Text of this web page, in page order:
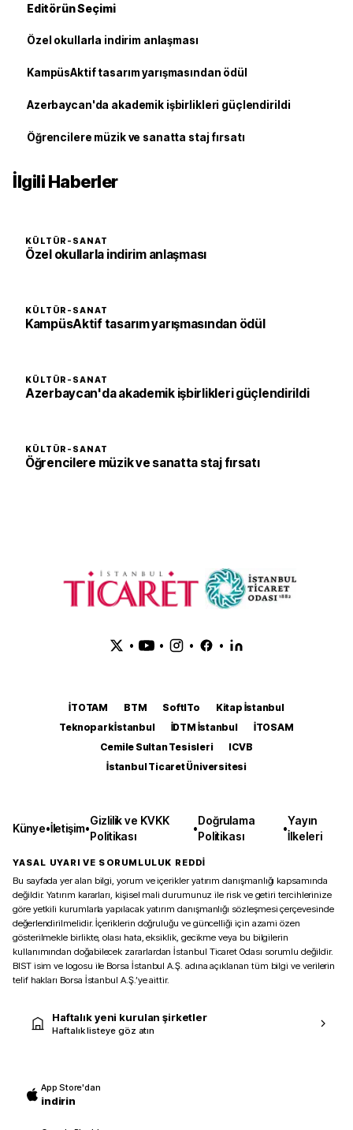
Editörün Seçimi
Özel okullarla indirim anlaşması
KampüsAktif tasarım yarışmasından ödül
Azerbaycan'da akademik işbirlikleri güçlendirildi
Öğrencilere müzik ve sanatta staj fırsatı
İlgili Haberler
KÜLTÜR-SANAT
Özel okullarla indirim anlaşması
KÜLTÜR-SANAT
KampüsAktif tasarım yarışmasından ödül
KÜLTÜR-SANAT
Azerbaycan'da akademik işbirlikleri güçlendirildi
KÜLTÜR-SANAT
Öğrencilere müzik ve sanatta staj fırsatı
• • • •
İTOTAM BTM SoftITo
Kitap İstanbul
Teknopark İstanbul
İDTM İstanbul
İTOSAM
Cemile Sultan Tesisleri
ICVB
İstanbul Ticaret Üniversitesi
Künye•İletişim•
Gizlilik ve KVKK
Politikası
•
Doğrulama
Politikası
•
Yayın
İlkeleri
YASAL UYARI VE SORUMLULUK REDDİ
Bu sayfada yer alan bilgi, yorum ve içerikler yatırım danışmanlığı kapsamında
değildir. Yatırım kararları, kişisel mali durumunuz ile risk ve getiri tercihlerinize
göre yetkili kurumlarla yapılacak yatırım danışmanlığı sözleşmesi çerçevesinde
değerlendirilmelidir. İçeriklerin doğruluğu ve güncelliği için azami özen
gösterilmekle birlikte, olası hata, eksiklik, gecikme veya bu bilgilerin
kullanımından doğabilecek zararlardan İstanbul Ticaret Odası sorumlu değildir.
BIST isim ve logosu ile Borsa İstanbul A.Ş. adına açıklanan tüm bilgi ve verilerin
telif hakları Borsa İstanbul A.Ş.’ye aittir.
Haftalık yeni kurulan şirketler
Haftalık listeye göz atın
App Store'dan
indirin